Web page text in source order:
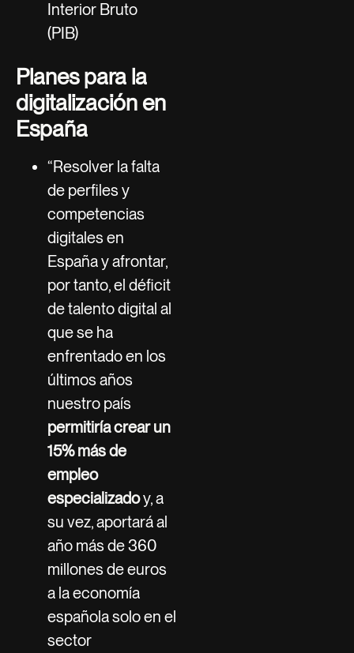
Interior Bruto
(PIB)
Planes para la
digitalización en
España
“Resolver la falta
de perfiles y
competencias
digitales en
España y afrontar,
por tanto, el déficit
de talento digital al
que se ha
enfrentado en los
últimos años
nuestro país
permitiría crear un
15% más de
empleo
especializadoy, a
su vez, aportará al
año más de 360
millones de euros
a la economía
española solo en el
sector